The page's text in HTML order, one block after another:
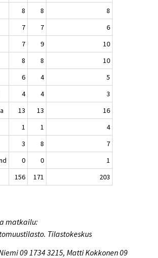
8 8
8
7 7
6
7 9
10
8 8
10
6 4
5
4 4
3
13 13
16
1 1
4
3 8
7
0 0
1
156 171 203
matkailu:
Tilastokeskus
09 1734 3215, Matti Kokkonen 09